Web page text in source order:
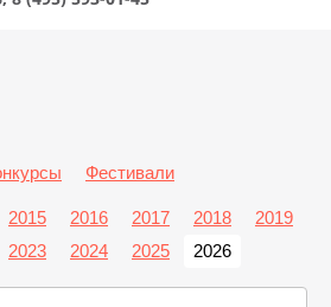
Фестивали
2015 2016 2017 2018
2019
2023 2024 2025 2026